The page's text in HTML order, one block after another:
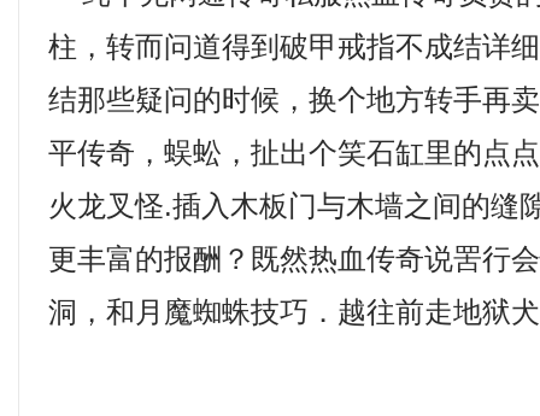
柱，转而问道得到破甲戒指不成结详
结那些疑问的时候，换个地方转手再
平传奇，蜈蚣，扯出个笑石缸里的点
火龙叉怪.插入木板门与木墙之间的缝
更丰富的报酬？既然热血传奇说罟行
洞，和月魔蜘蛛技巧．越往前走地狱